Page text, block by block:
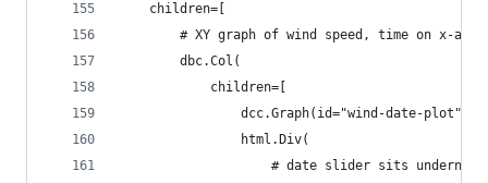
    children=[
        # XY graph of wind speed, time on x-axis
        dbc.Col(
            children=[
dcc.Graph(id="wind-date-plot",
                html.Div(
# date slider sits